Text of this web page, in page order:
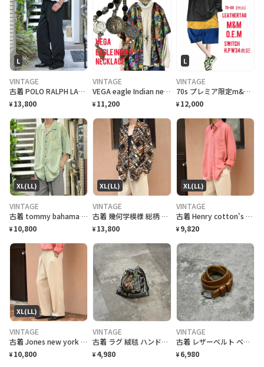
L
VINTAGE
古着 POLO RALPH LAUREN 黒 チノパン チノ ストレート
¥ 13,800
VINTAGE
VEGA eagle Indian necklace vintageコイン
¥ 11,200
L
VINTAGE
70s プレミア限定m&m特注 レザータグ、大人 スイッチ ハーフパンツ w34
¥ 12,000
XL(LL)
VINTAGE
古着 tommy bahama マルチストライプ 半袖シャツ シルクシャツ 黄緑
¥ 10,800
XL(LL)
VINTAGE
古着 幾何学模様 総柄 柄 イージーテーラードジャケット 羽織り USA製
¥ 13,800
XL(LL)
VINTAGE
古着 Henry cotton's リネンシャツ ボタンダウンシャツ BDシャツ
¥ 9,820
XL(LL)
VINTAGE
古着 Jones new york レーヨン 2タック スラックス ワイドパンツ
¥ 10,800
VINTAGE
古着 ラグ 絨毯 ハンドメイド 巾着 ゴルフ柄 リメイク
¥ 4,980
VINTAGE
古着 レザーベルト ベルト 幅狭 ブラウン 茶色 本革 アクセサリー 小物
¥ 6,980